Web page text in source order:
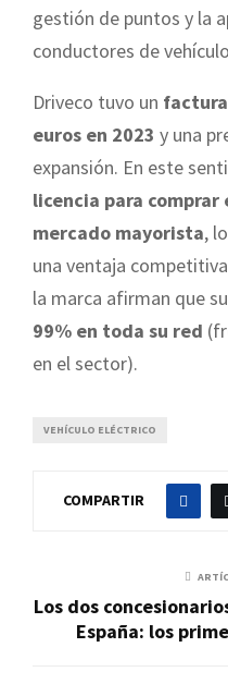
gestión de puntos y la
conductores de
Driveco tuvo un
euros en 2023 y una
expansión. En este
licencia para
mercado mayorista,
una ventaja
la marca afirman que
99% en toda su red
en el sector).
VEHÍCULO ELÉCTRICO
COMPARTIR
Los dos
España: los